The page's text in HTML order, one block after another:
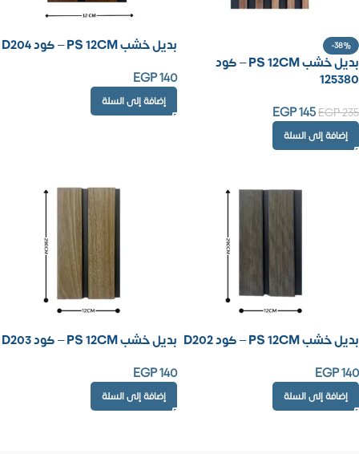
-38%
بديل خشب PS 12CM – كود
125380
EGP235
EGP145
إضافة إلى السلة
بديل خشب PS 12CM – كود D204
EGP140
إضافة إلى السلة
بديل خشب PS 12CM – كود D202
EGP140
إضافة إلى السلة
بديل خشب PS 12CM – كود D203
EGP140
إضافة إلى السلة